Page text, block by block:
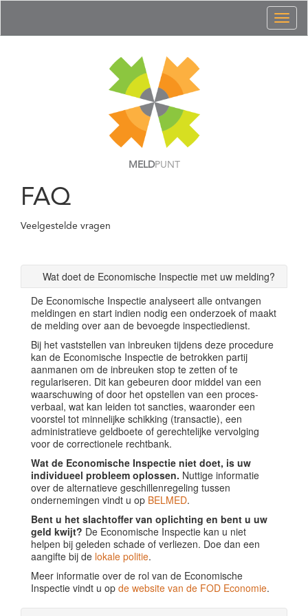
MELDPUNT
FAQ
Veelgestelde vragen
Wat doet de Economische Inspectie met uw melding?
De Economische Inspectie analyseert alle ontvangen
meldingen en start indien nodig een onderzoek of maakt
de melding over aan de bevoegde inspectiedienst.
Bij het vaststellen van inbreuken tijdens deze procedure
kan de Economische Inspectie de betrokken partij
aanmanen om de inbreuken stop te zetten of te
regulariseren. Dit kan gebeuren door middel van een
waarschuwing of door het opstellen van een proces-
verbaal, wat kan leiden tot sancties, waaronder een
voorstel tot minnelijke schikking (transactie), een
administratieve geldboete of gerechtelijke vervolging
voor de correctionele rechtbank.
Wat de Economische Inspectie niet doet, is uw
individueel probleem oplossen. Nuttige informatie
over de alternatieve geschillenregeling tussen
ondernemingen vindt u op BELMED.
Bent u het slachtoffer van oplichting en bent u uw
geld kwijt? De Economische Inspectie kan u niet
helpen bij geleden schade of verliezen. Doe dan een
aangifte bij de lokale politie.
Meer informatie over de rol van de Economische
Inspectie vindt u op de website van de FOD Economie.